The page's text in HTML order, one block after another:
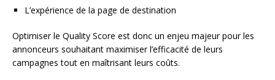
L’expérience de la page de destination
Optimiser le Quality Score est donc un enjeu majeur pour les
annonceurs souhaitant maximiser l’efficacité de leurs
campagnes tout en maîtrisant leurs coûts.